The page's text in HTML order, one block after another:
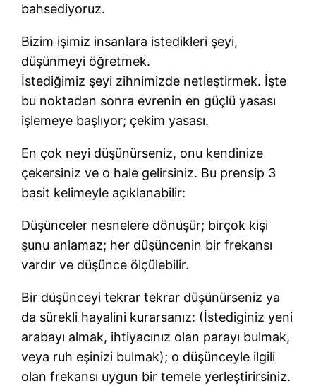
bahsediyoruz.
Bizim işimiz insanlara istedikleri şeyi,
düşünmeyi öğretmek.
İstediğimiz şeyi zihnimizde netleştirmek. İşte
bu noktadan sonra evrenin en güçlü yasası
işlemeye başlıyor; çekim yasası.
En çok neyi düşünürseniz, onu kendinize
çekersiniz ve o hale gelirsiniz. Bu prensip 3
basit kelimeyle açıklanabilir:
Düşünceler nesnelere dönüşür; birçok kişi
şunu anlamaz; her düşüncenin bir frekansı
vardır ve düşünce ölçülebilir.
Bir düşünceyi tekrar tekrar düşünürseniz ya
da sürekli hayalini kurarsanız: (İstediginiz yeni
arabayı almak, ihtiyacınız olan parayı bulmak,
veya ruh eşinizi bulmak); o düşünceyle ilgili
olan frekansı uygun bir temele yerleştirirsiniz.